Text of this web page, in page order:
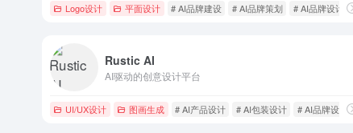
Logo设计 平面设计 # AI品牌建设 # AI品牌策划 # AI品牌设计
Rustic AI
AI驱动的创意设计平台
UI/UX设计 图画生成 # AI产品设计 # AI包装设计 # AI品牌设计